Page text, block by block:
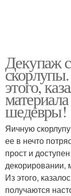
Декупаж
этого,
шедевры!
Яичную
ее в нечто
прост и
декорировании,
Из этого,
получаются